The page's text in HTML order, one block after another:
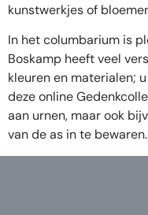
kunstwerkjes of
In het columbarium is
Boskamp heeft veel
kleuren en materialen;
deze online
aan urnen, maar ook
van de as in te bewaren.